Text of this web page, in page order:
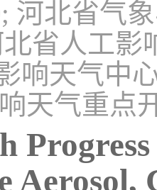
河北省气
北省人工影
响天气中
响天气重点
Aerosol,